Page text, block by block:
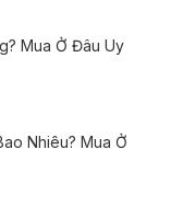
Mua Ở Đâu Uy
Nhiêu? Mua Ở